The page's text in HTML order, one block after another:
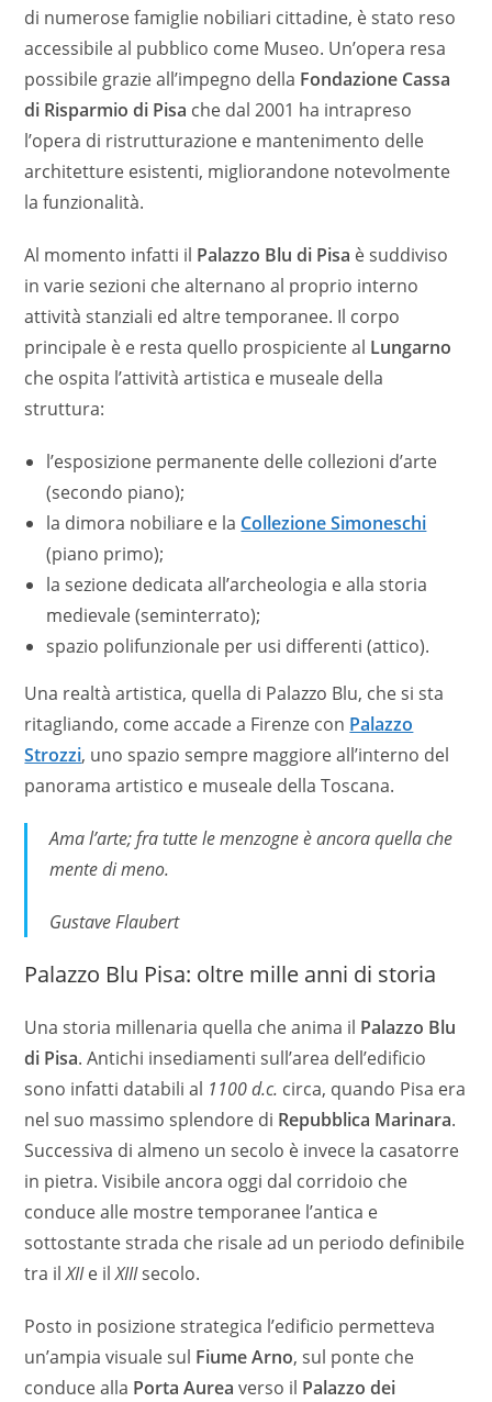
di numerose famiglie nobiliari cittadine, è stato reso
accessibile al pubblico come Museo. Un’opera resa
possibile grazie all’impegno della Fondazione Cassa
di Risparmio di Pisa che dal 2001 ha intrapreso
l’opera di ristrutturazione e mantenimento delle
architetture esistenti, migliorandone notevolmente
la funzionalità.
Al momento infatti il Palazzo Blu di Pisa è suddiviso
in varie sezioni che alternano al proprio interno
attività stanziali ed altre temporanee. Il corpo
principale è e resta quello prospiciente al Lungarno
che ospita l’attività artistica e museale della
struttura:
l’esposizione permanente delle collezioni d’arte
(secondo piano);
la dimora nobiliare e la Collezione Simoneschi
(piano primo);
la sezione dedicata all’archeologia e alla storia
medievale (seminterrato);
spazio polifunzionale per usi differenti (attico).
Una realtà artistica, quella di Palazzo Blu, che si sta
ritagliando, come accade a Firenze con Palazzo
Strozzi, uno spazio sempre maggiore all’interno del
panorama artistico e museale della Toscana.
Ama l’arte; fra tutte le menzogne è ancora quella che
mente di meno.
Gustave Flaubert
Palazzo Blu Pisa: oltre mille anni di storia
Una storia millenaria quella che anima il Palazzo Blu
di Pisa. Antichi insediamenti sull’area dell’edificio
sono infatti databili al 1100 d.c. circa, quando Pisa era
nel suo massimo splendore di Repubblica Marinara.
Successiva di almeno un secolo è invece la casatorre
in pietra. Visibile ancora oggi dal corridoio che
conduce alle mostre temporanee l’antica e
sottostante strada che risale ad un periodo definibile
tra ilXIIe ilXIIIsecolo.
Posto in posizione strategica l’edificio permetteva
un’ampia visuale sul Fiume Arno, sul ponte che
conduce alla Porta Aurea verso il Palazzo dei